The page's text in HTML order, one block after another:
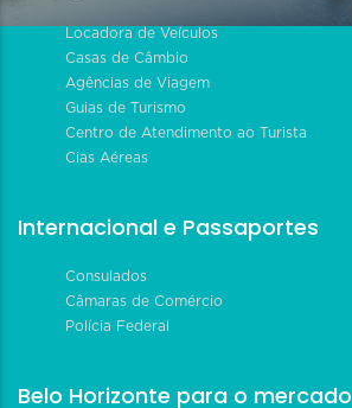
Locadora de Veículos
Casas de Câmbio
Agências de Viagem
Guias de Turismo
Centro de Atendimento ao Turista
Cias Aéreas
Internacional e Passaportes
Consulados
Câmaras de Comércio
Polícia Federal
Belo Horizonte para o mercado